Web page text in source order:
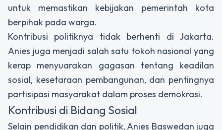
untuk memastikan kebijakan pemerintah kota
berpihak pada warga.
Kontribusi politiknya tidak berhenti di Jakarta.
Anies juga menjadi salah satu tokoh nasional yang
kerap menyuarakan gagasan tentang keadilan
sosial, kesetaraan pembangunan, dan pentingnya
partisipasi masyarakat dalam proses demokrasi.
Kontribusi di Bidang Sosial
Selain pendidikan dan politik, Anies Baswedan juga